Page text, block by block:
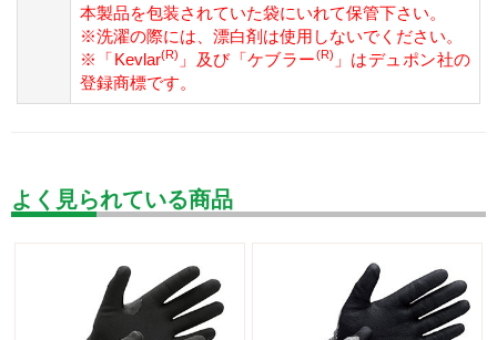
本製品を包装されていた袋にいれて保管下さい。
※洗濯の際には、漂白剤は使用しないでください。
※「Kevlar(R) 」及び「ケブラー(R) 」はデュポン社の
登録商標です。
よく見られている商品